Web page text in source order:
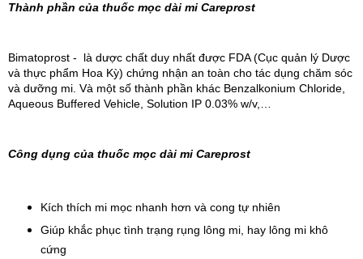
Thành phần của thuốc mọc dài mi Careprost
Bimatoprost -  là dược chất duy nhất được FDA (Cục quản lý Dược
và thực phẩm Hoa Kỳ) chứng nhận an toàn cho tác dụng chăm sóc
và dưỡng mi. Và một số thành phần khác Benzalkonium Chloride,
Aqueous Buffered Vehicle, Solution IP 0.03% w/v,…
Công dụng của thuốc mọc dài mi Careprost
Kích thích mi mọc nhanh hơn và cong tự nhiên
Giúp khắc phục tình trạng rụng lông mi, hay lông mi khô
cứng